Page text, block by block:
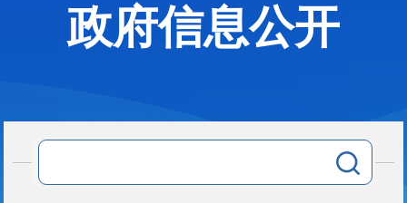
政府信息公开